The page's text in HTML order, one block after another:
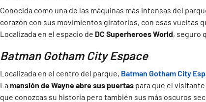
Conocida como una de las máquinas más intensas del
corazón con sus movimientos giratorios, con esas vueltas
Localizada en el espacio de DC Superheroes World, seguro
Batman Gotham City Espace
Localizada en el centro del parque, Batman Gotham City
Lamansión de Wayne abre sus puertas para que el
que conozcas su historia pero también sus más oscuros